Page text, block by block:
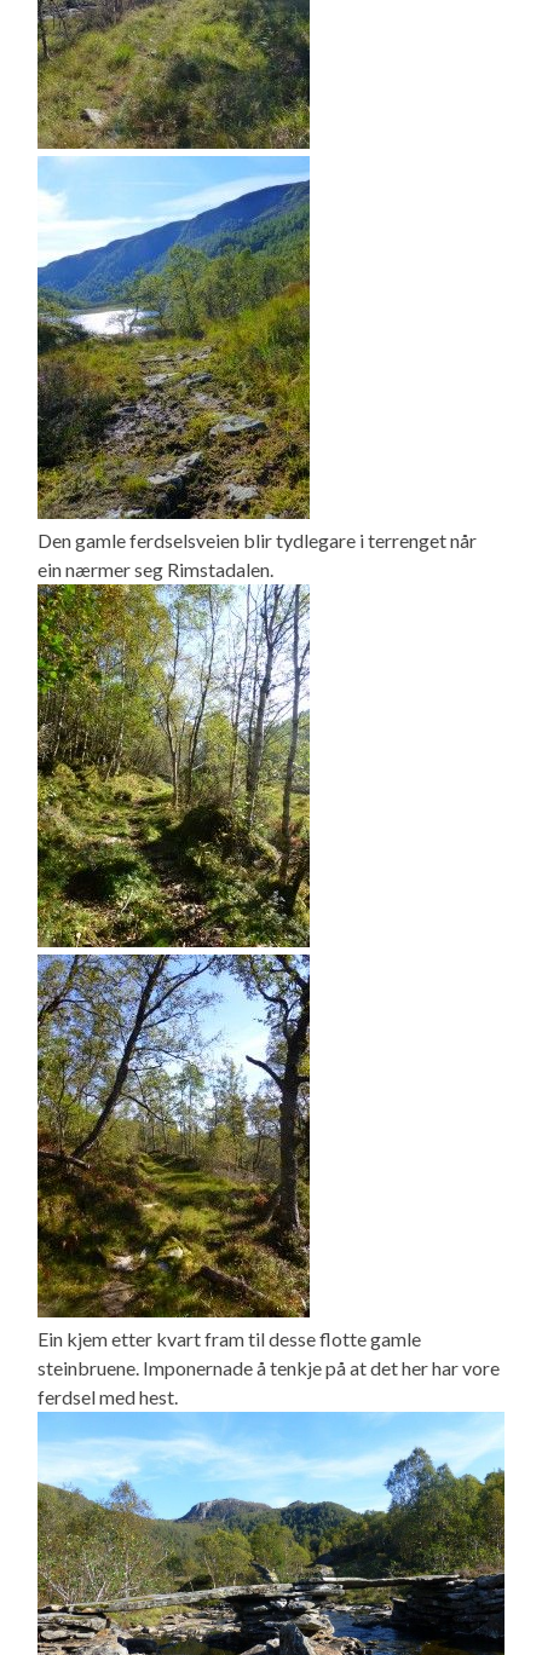
Den gamle ferdselsveien blir tydlegare i terrenget når
ein nærmer seg Rimstadalen.
Ein kjem etter kvart fram til desse flotte gamle
steinbruene. Imponernade å tenkje på at det her har vore
ferdsel med hest.